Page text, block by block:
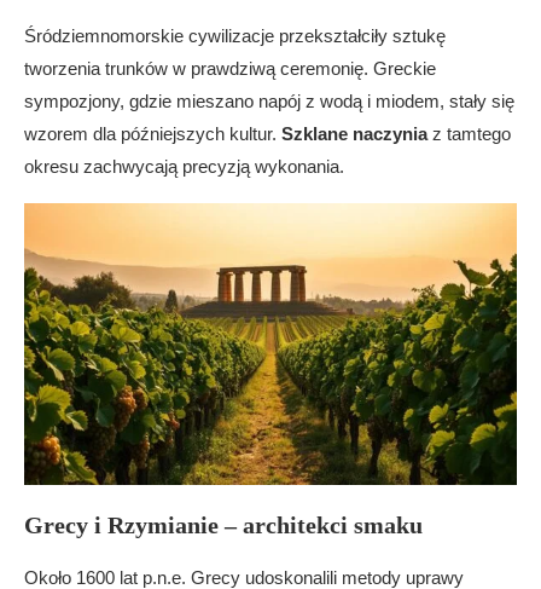
Śródziemnomorskie cywilizacje przekształciły sztukę
tworzenia trunków w prawdziwą ceremonię. Greckie
sympozjony, gdzie mieszano napój z wodą i miodem, stały się
wzorem dla późniejszych kultur. Szklane naczyniaz tamtego
okresu zachwycają precyzją wykonania.
Grecy i Rzymianie – architekci smaku
Około 1600 lat p.n.e. Grecy udoskonalili metody uprawy